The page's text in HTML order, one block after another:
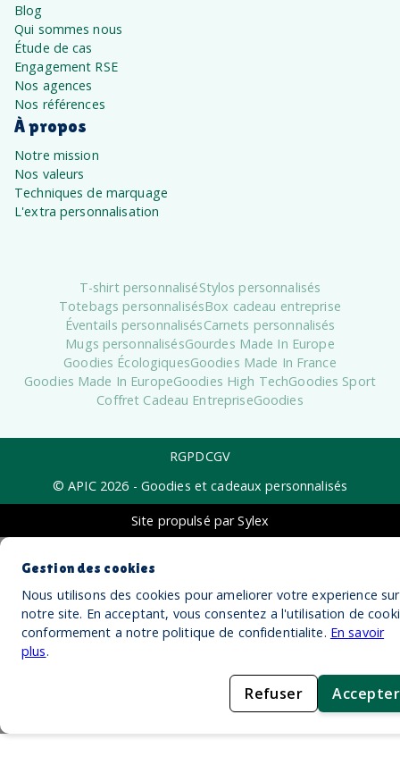
Blog
Qui sommes nous
Étude de cas
Engagement RSE
Nos agences
Nos références
À propos
Notre mission
Nos valeurs
Techniques de marquage
L'extra personnalisation
T-shirt personnaliséStylos personnalisés
Totebags personnalisésBox cadeau entreprise
Éventails personnalisésCarnets personnalisés
Mugs personnalisésGourdes Made In Europe
Goodies ÉcologiquesGoodies Made In France
Goodies Made In EuropeGoodies High TechGoodies Sport
Coffret Cadeau EntrepriseGoodies
RGPDCGV
© APIC 2026 - Goodies et cadeaux personnalisés
Site propulsé par Sylex
Gestion des cookies
Nous utilisons des cookies pour ameliorer votre experience sur
notre site. En acceptant, vous consentez a l'utilisation de
conformement a notre politique de confidentialite. En savoir
plus.
Refuser Accepter